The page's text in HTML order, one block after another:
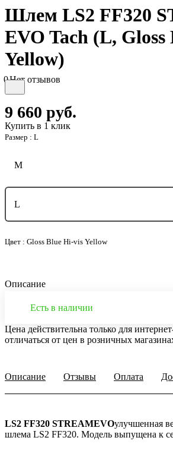
Шлем LS2 FF320
EVO Tach (L,
Yellow)
0Нет отзывов
9 660 руб.
Купить в 1 клик
Размер : L
M
L
Цвет : Gloss Blue Hi-vis Yellow
Описание
Есть в наличии
Цена действительна только для
отличаться от цен в розничных
Описание Отзывы Оплата
LS2 FF320 STREAMEVOулучшенная
шлема LS2 FF320. Модель выпущена к